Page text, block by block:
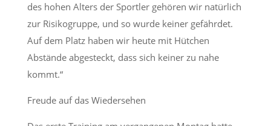
des hohen Alters der Sportler gehören wir natürlich
zur Risikogruppe, und so wurde keiner gefährdet.
Auf dem Platz haben wir heute mit Hütchen
Abstände abgesteckt, dass sich keiner zu nahe
kommt.“
Freude auf das Wiedersehen